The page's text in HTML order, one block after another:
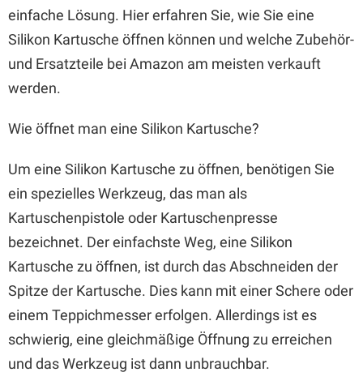
einfache Lösung. Hier erfahren Sie, wie Sie eine
Silikon Kartusche öffnen können und welche Zubehör-
und Ersatzteile bei Amazon am meisten verkauft
werden.
Wie öffnet man eine Silikon Kartusche?
Um eine Silikon Kartusche zu öffnen, benötigen Sie
ein spezielles Werkzeug, das man als
Kartuschenpistole oder Kartuschenpresse
bezeichnet. Der einfachste Weg, eine Silikon
Kartusche zu öffnen, ist durch das Abschneiden der
Spitze der Kartusche. Dies kann mit einer Schere oder
einem Teppichmesser erfolgen. Allerdings ist es
schwierig, eine gleichmäßige Öffnung zu erreichen
und das Werkzeug ist dann unbrauchbar.